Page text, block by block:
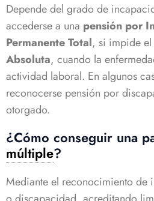
Depende del grado de
accederse a una pensión por
Permanente Total, si impide
Absoluta, cuando la
actividad laboral. En algunos
reconocerse pensión por
otorgado.
¿Cómo conseguir una
múltiple?
Mediante el reconocimiento de